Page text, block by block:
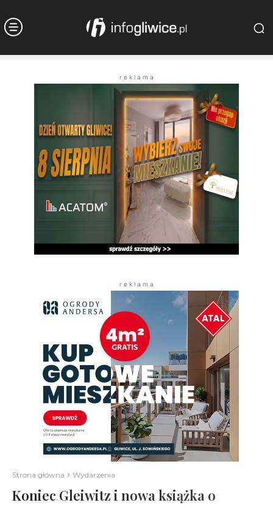
r e k l a m a
r e k l a m a
Strona główna Wydarzenia
Koniec Gleiwitz i nowa książka o